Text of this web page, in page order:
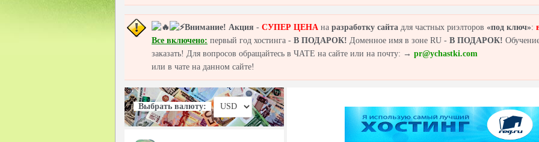
Внимание! Акция - СУПЕР ЦЕНА на разработку сайта для частных риэлторов «под ключ»:
Все включено: первый год хостинга - В ПОДАРОК! Доменное имя в зоне RU - В ПОДАРОК!
заказать! Для вопросов обращайтесь в ЧАТЕ на сайте или на почту: → pr@ychastki.com
или в чате на данном сайте!
Выбрать валюту: